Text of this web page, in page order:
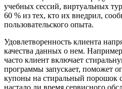
учебных сессий, виртуальных
60 % из тех, кто их внедрил,
пользовательского опыта.
Удовлетворенность клиента
качества данных о нем.
часто клиент включает
программы запускает, поможет
купоны на стиральный порошок
настало ли время сервисного